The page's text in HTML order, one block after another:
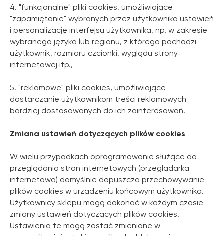
4. "funkcjonalne" pliki cookies, umożliwiające
"zapamiętanie" wybranych przez użytkownika ustawień
i personalizację interfejsu użytkownika, np. w zakresie
wybranego języka lub regionu, z którego pochodzi
użytkownik, rozmiaru czcionki, wyglądu strony
internetowej itp.,
5. "reklamowe" pliki cookies, umożliwiające
dostarczanie użytkownikom treści reklamowych
bardziej dostosowanych do ich zainteresowań.
Zmiana ustawień dotyczących plików cookies
W wielu przypadkach oprogramowanie służące do
przeglądania stron internetowych (przeglądarka
internetowa) domyślnie dopuszcza przechowywanie
plików cookies w urządzeniu końcowym użytkownika.
Użytkownicy sklepu mogą dokonać w każdym czasie
zmiany ustawień dotyczących plików cookies.
Ustawienia te mogą zostać zmienione w